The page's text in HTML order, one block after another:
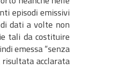
episodi emissivi
dati a volte non
tali da costituire
emessa “senza
risultata acclarata